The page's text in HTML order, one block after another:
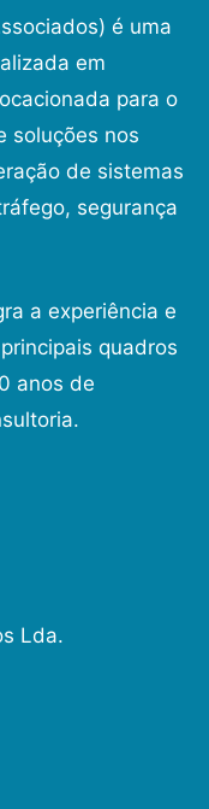
é uma
em
para o
soluções nos
de sistemas
segurança
a experiência e
quadros
anos de
Lda.